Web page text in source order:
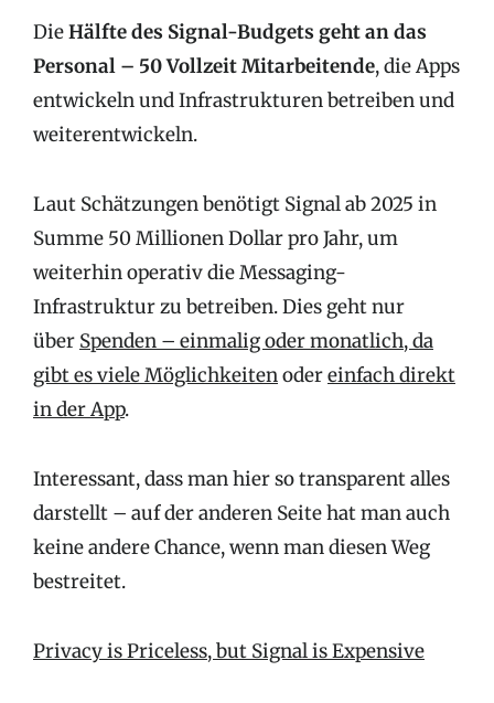
DieHälfte des Signal-Budgets geht an das
Personal – 50 Vollzeit Mitarbeitende, die Apps
entwickeln und Infrastrukturen betreiben und
weiterentwickeln.
Laut Schätzungen benötigt Signal ab 2025 in
Summe 50 Millionen Dollar pro Jahr, um
weiterhin operativ die Messaging-
Infrastruktur zu betreiben. Dies geht nur
über Spenden – einmalig oder monatlich, da
gibt es viele Möglichkeitenodereinfach direkt
in der App.
Interessant, dass man hier so transparent alles
darstellt – auf der anderen Seite hat man auch
keine andere Chance, wenn man diesen Weg
bestreitet.
Privacy is Priceless, but Signal is Expensive